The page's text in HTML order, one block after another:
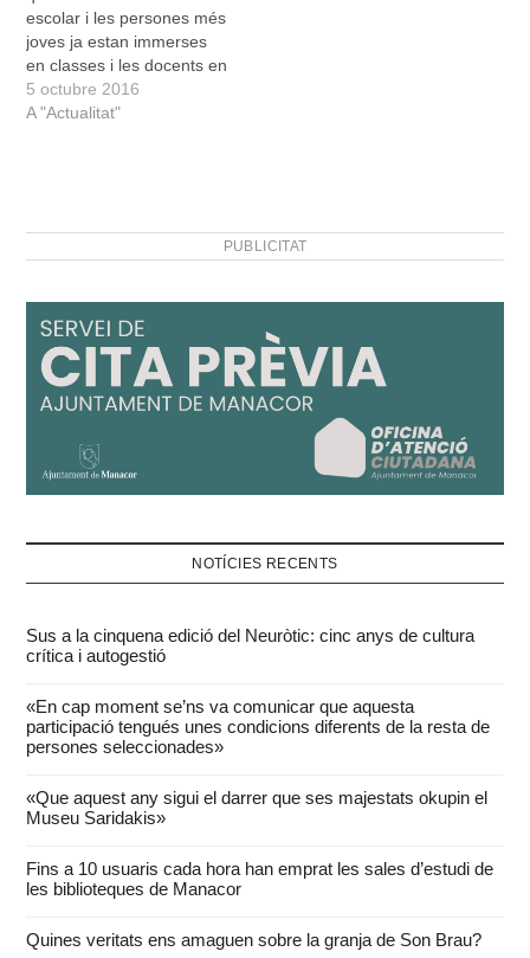
escolar i les persones més
joves ja estan immerses
en classes i les docents en
la seva tasca d’ensenyar.
Fora de l’ensenyament
als…
5 octubre 2016
A "Actualitat"
PUBLICITAT
NOTÍCIES RECENTS
Sus a la cinquena edició del Neuròtic: cinc anys de cultura
crítica i autogestió
«En cap moment se’ns va comunicar que aquesta
participació tengués unes condicions diferents de la resta de
persones seleccionades»
«Que aquest any sigui el darrer que ses majestats okupin el
Museu Saridakis»
Fins a 10 usuaris cada hora han emprat les sales d’estudi de
les biblioteques de Manacor
Quines veritats ens amaguen sobre la granja de Son Brau?